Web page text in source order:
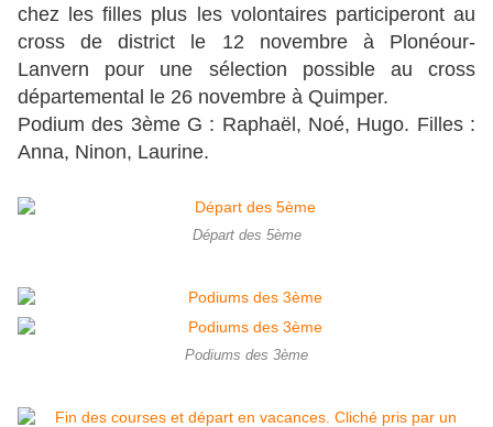
chez les filles plus les volontaires participeront au
cross de district le 12 novembre à Plonéour-
Lanvern pour une sélection possible au cross
départemental le 26 novembre à Quimper.
Podium des 3ème G : Raphaël, Noé, Hugo. Filles :
Anna, Ninon, Laurine.
Départ des 5ème
Podiums des 3ème